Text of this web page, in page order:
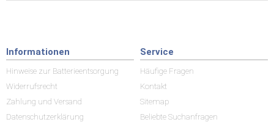
Informationen
Hinweise zur Batterieentsorgung
Widerrufsrecht
Zahlung und Versand
Datenschutzerklärung
Service
Häufige Fragen
Kontakt
Sitemap
Beliebte Suchanfragen